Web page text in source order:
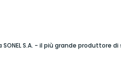
S.A. - il più grande produttore